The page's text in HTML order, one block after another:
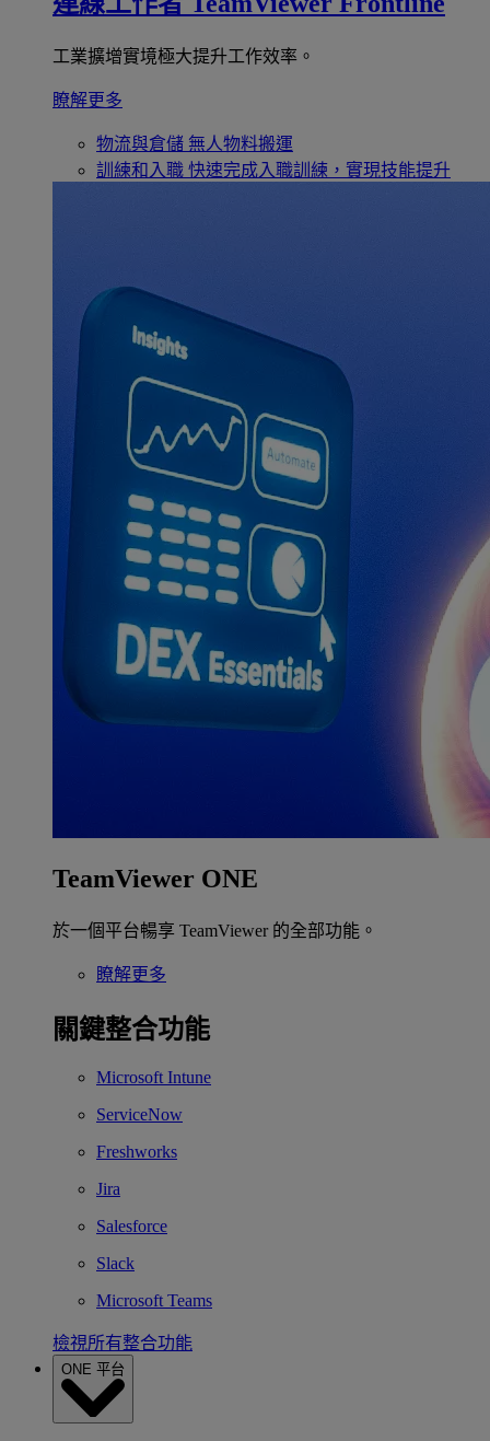
工業擴增實境極大提升工作效率。
瞭解更多
物流與倉儲 無人物料搬運
訓練和入職 快速完成入職訓練，實現技能提升
TeamViewer ONE
於一個平台暢享 TeamViewer 的全部功能。
瞭解更多
關鍵整合功能
Microsoft Intune
ServiceNow
Freshworks
Jira
Salesforce
Slack
Microsoft Teams
檢視所有整合功能
ONE 平台